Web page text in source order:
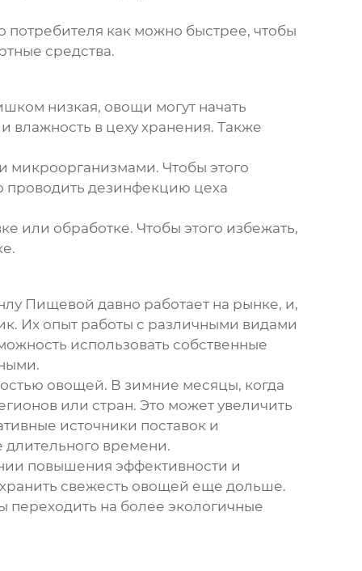
как можно быстрее, чтобы
средства.
низкая, овощи могут начать
влажность в цеху хранения. Также
микроорганизмами. Чтобы этого
проводить дезинфекцию цеха
или обработке. Чтобы этого избежать,
Пищевой давно работает на рынке, и,
Их опыт работы с различными видами
использовать собственные
овощей. В зимние месяцы, когда
или стран. Это может увеличить
источники поставок и
длительного времени.
повышения эффективности и
свежесть овощей еще дольше.
переходить на более экологичные